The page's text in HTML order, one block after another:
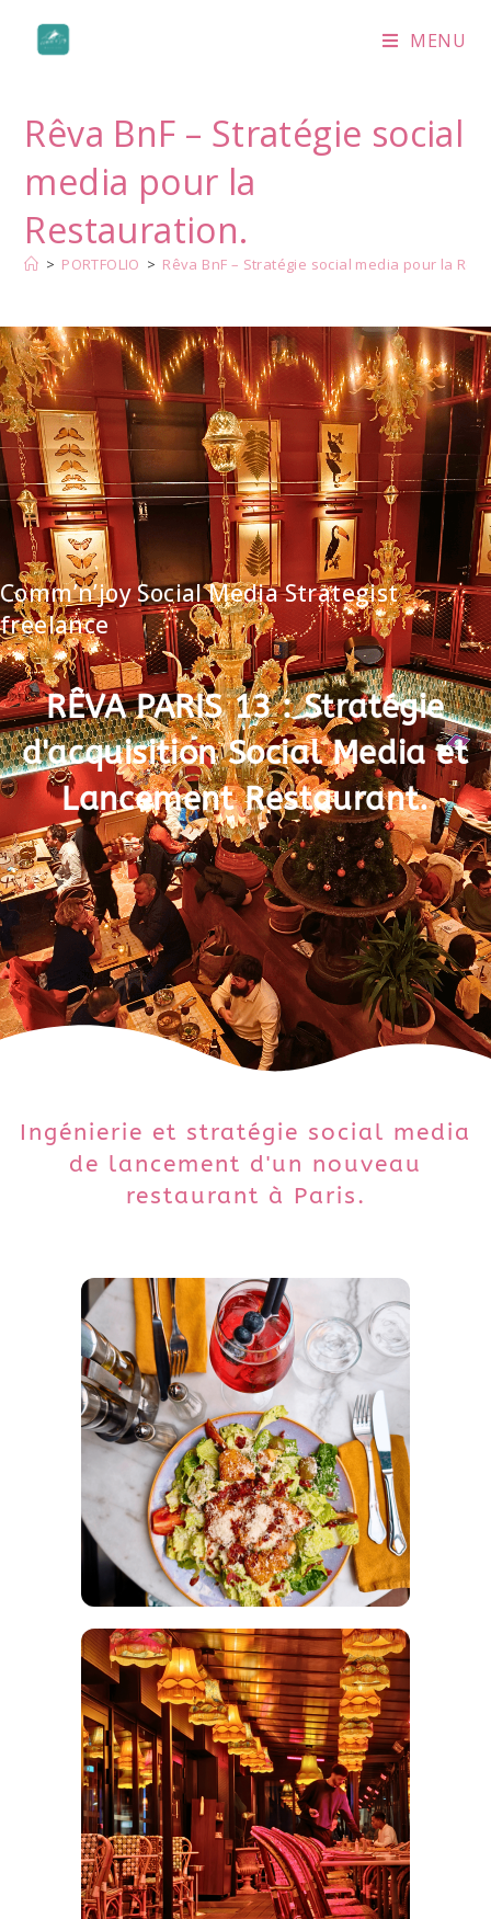
MENU
Rêva BnF – Stratégie social
media pour la
Restauration.
> PORTFOLIO > Rêva BnF – Stratégie social media pour la
Comm’n’joy Social Media Strategist
freelance
RÊVA PARIS 13 : Stratégie
d'acquisition Social Media et
Lancement Restaurant.
Ingénierie et stratégie social media
de lancement d'un nouveau
restaurant à Paris.